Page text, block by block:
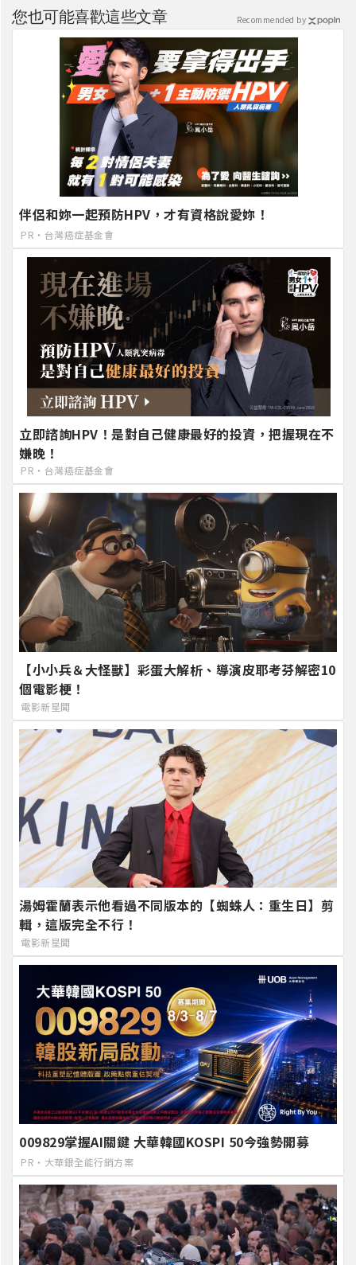
您也可能喜歡這些文章
伴侶和妳一起預防HPV，才有資格說愛妳！
PR・台灣癌症基金會
立即諮詢HPV！是對自己健康最好的投資，把握現在不
嫌晚！
PR・台灣癌症基金會
【小小兵＆大怪獸】彩蛋大解析、導演皮耶考芬解密10
個電影梗！
電影新星聞
湯姆霍蘭表示他看過不同版本的【蜘蛛人：重生日】剪
輯，這版完全不行！
電影新星聞
009829掌握AI關鍵 大華韓國KOSPI 50今強勢開募
PR・大華銀全能行銷方案
Recommended by